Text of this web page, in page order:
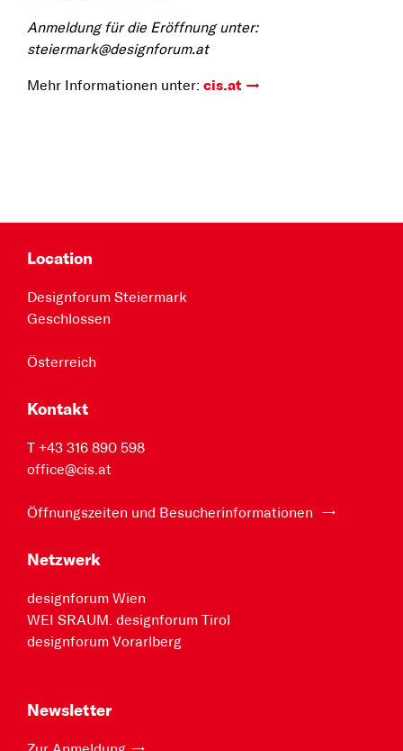
Anmeldung für die Eröffnung unter:
steiermark@designforum.at
Mehr Informationen unter: cis.at
Location
Designforum Steiermark
Geschlossen
Österreich
Kontakt
T +43 316 890 598
office@cis.at
Öffnungszeiten und Besucherinformationen
Netzwerk
designforum Wien
WEI SRAUM. designforum Tirol
designforum Vorarlberg
Newsletter